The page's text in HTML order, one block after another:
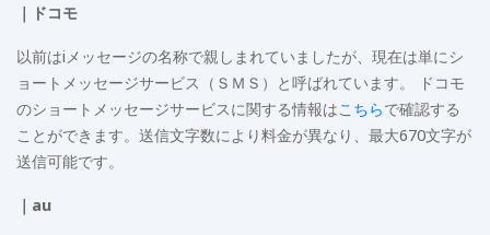
｜ドコモ
以前はiメッセージの名称で親しまれていましたが、現在は単にシ
ョートメッセージサービス（ＳＭＳ）と呼ばれています。 ドコモ
のショートメッセージサービスに関する情報はこちらで確認する
ことができます。送信文字数により料金が異なり、最大670文字が
送信可能です。
｜au